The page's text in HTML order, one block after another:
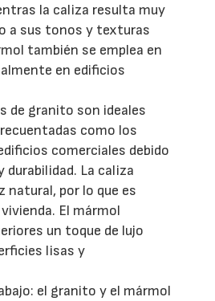
la caliza resulta muy
a sus tonos y texturas
también se emplea en
en edificios
de granito son ideales
como los
comerciales debido
durabilidad. La caliza
natural, por lo que es
El mármol
un toque de lujo
lisas y
el granito y el mármol